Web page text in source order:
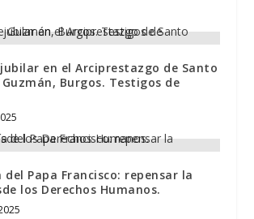
en el Arciprestazgo de Santo
Burgos. Testigos de
del Papa Francisco: repensar la
los Derechos Humanos.